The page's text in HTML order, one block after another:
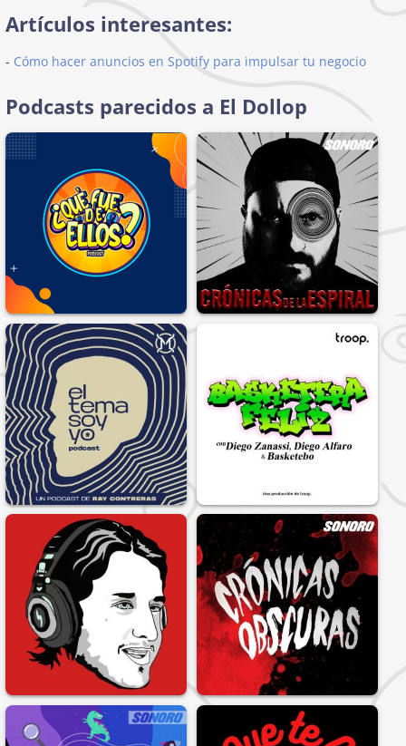
Artículos interesantes:
- Cómo hacer anuncios en Spotify para impulsar tu negocio
Podcasts parecidos a El Dollop